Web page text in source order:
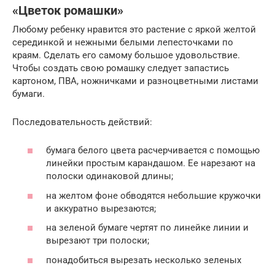
«Цветок ромашки»
Любому ребенку нравится это растение с яркой желтой
серединкой и нежными белыми лепесточками по
краям. Сделать его самому большое удовольствие.
Чтобы создать свою ромашку следует запастись
картоном, ПВА, ножничками и разноцветными листами
бумаги.
Последовательность действий:
бумага белого цвета расчерчивается с помощью
линейки простым карандашом. Ее нарезают на
полоски одинаковой длины;
на желтом фоне обводятся небольшие кружочки
и аккуратно вырезаются;
на зеленой бумаге чертят по линейке линии и
вырезают три полоски;
понадобиться вырезать несколько зеленых